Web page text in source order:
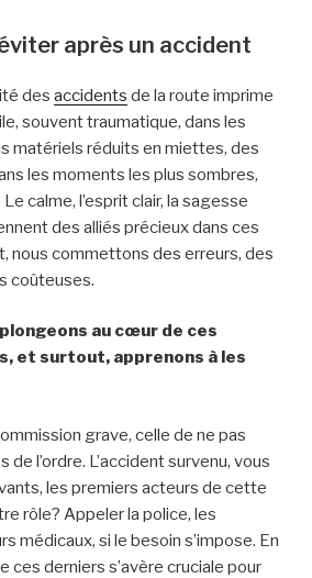
après un accident
des accidents de la route imprime
souvent traumatique, dans les
matériels réduits en miettes, des
les moments les plus sombres,
calme, l’esprit clair, la sagesse
des alliés précieux dans ces
nous commettons des erreurs, des
coûteuses.
au cœur de ces
et surtout, apprenons à les
grave, celle de ne pas
l’ordre. L’accident survenu, vous
les premiers acteurs de cette
rôle? Appeler la police, les
médicaux, si le besoin s’impose. En
ces derniers s’avère cruciale pour